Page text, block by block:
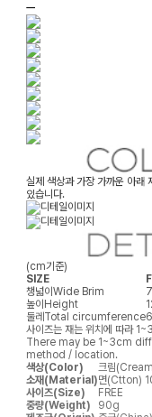
ㅡ
실제 색상과 가장 가까운 아래
있습니다.
(cm기준)
SIZE
챙넓이Wide Brim
7
높이Height
둘레Total circumference
사이즈는 재는 위치에 따라
There may be 1~3cm
method / location.
색상(Color)
크림
소재(Material)면(Ctton)
사이즈(Size)
FREE
중량(Weight)
90g